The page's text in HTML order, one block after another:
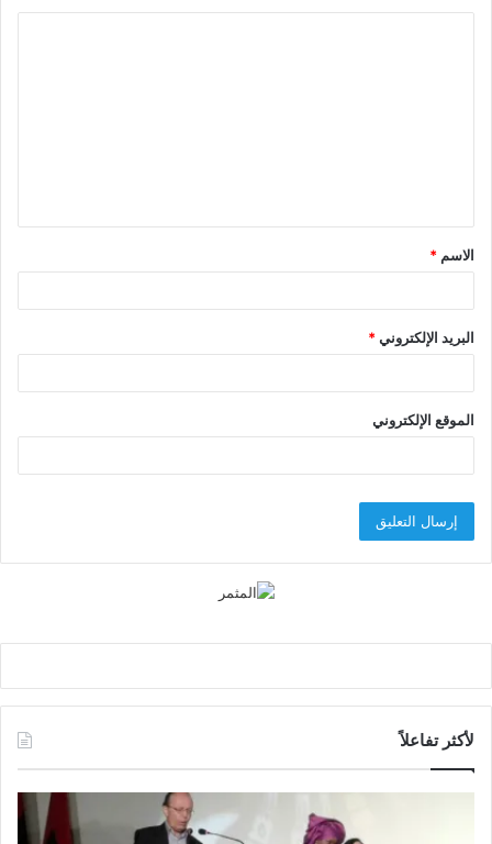
ق
*
الاسم *
البريد الإلكتروني*
الموقع الإلكتروني
لأكثر تفاعلاً